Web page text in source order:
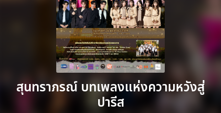
สุนทราภรณ์ บทเพลงแห่งความหวังสู่
ปารีส